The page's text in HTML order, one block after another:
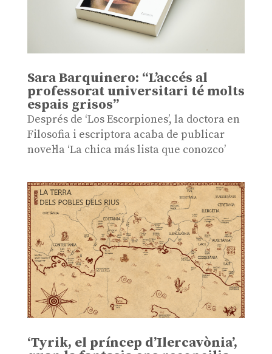
Sara Barquinero: “L’accés al
professorat universitari té molts
espais grisos”
Després de ‘Los Escorpiones’, la doctora en
Filosofia i escriptora acaba de publicar
novel·la ‘La chica más lista que conozco’
‘Tyrik, el príncep d’Ilercavònia’,